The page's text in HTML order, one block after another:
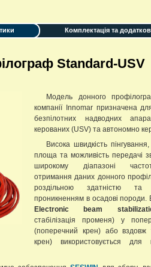
Комплектація та
Standard-USV
Модель донного
компанії Innomar призначена
безпілотних надводних
керованих (USV) та автономно
Висока швидкість
площа та можливість передачі
широкому діапазоні
отримання даних донного
роздільною здатністю
проникненням в осадові породи.
Electronic beam
стабілізація променя) у
(поперечний крен) або вздовж
крен) використовується для